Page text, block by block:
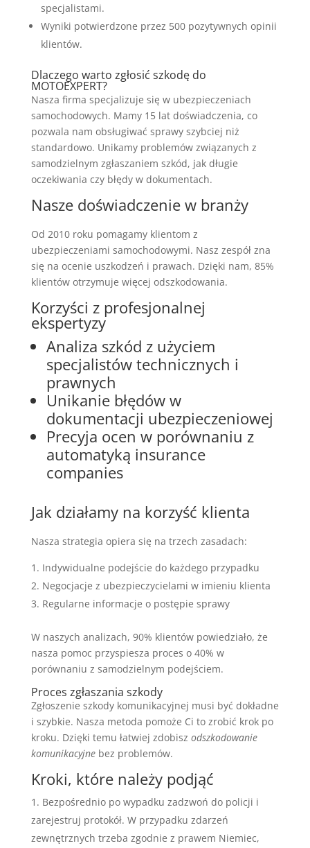
specjalistami.
Wyniki potwierdzone przez 500 pozytywnych opinii
klientów.
Dlaczego warto zgłosić szkodę do
MOTOEXPERT?
Nasza firma specjalizuje się w ubezpieczeniach
samochodowych. Mamy 15 lat doświadczenia, co
pozwala nam obsługiwać sprawy szybciej niż
standardowo. Unikamy problemów związanych z
samodzielnym zgłaszaniem szkód, jak długie
oczekiwania czy błędy w dokumentach.
Nasze doświadczenie w branży
Od 2010 roku pomagamy klientom z
ubezpieczeniami samochodowymi. Nasz zespół zna
się na ocenie uszkodzeń i prawach. Dzięki nam, 85%
klientów otrzymuje więcej odszkodowania.
Korzyści z profesjonalnej
ekspertyzy
Analiza szkód z użyciem
specjalistów technicznych i
prawnych
Unikanie błędów w
dokumentacji ubezpieczeniowej
Precyja ocen w porównaniu z
automatyką insurance
companies
Jak działamy na korzyść klienta
Nasza strategia opiera się na trzech zasadach:
Indywidualne podejście do każdego przypadku
Negocjacje z ubezpieczycielami w imieniu klienta
Regularne informacje o postępie sprawy
W naszych analizach, 90% klientów powiedziało, że
nasza pomoc przyspiesza proces o 40% w
porównaniu z samodzielnym podejściem.
Proces zgłaszania szkody
Zgłoszenie szkody komunikacyjnej musi być dokładne
i szybkie. Nasza metoda pomoże Ci to zrobić krok po
kroku. Dzięki temu łatwiej zdobisz odszkodowanie
komunikacyjnebez problemów.
Kroki, które należy podjąć
Bezpośrednio po wypadku zadzwoń do policji i
zarejestruj protokół. W przypadku zdarzeń
zewnętrznych trzeba zgodnie z prawem Niemiec,